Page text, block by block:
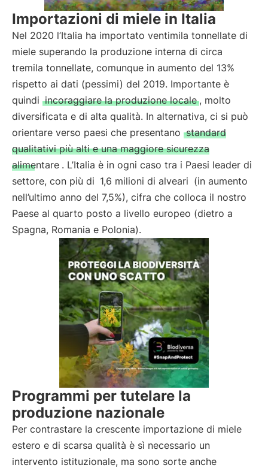
Importazioni di miele in Italia
Nel 2020 l’Italia ha importato ventimila tonnellate di
miele superando la produzione interna di circa
tremila tonnellate, comunque in aumento del 13%
rispetto ai dati (pessimi) del 2019. Importante è
quindi incoraggiare la produzione locale , molto
diversificata e di alta qualità. In alternativa, ci si può
orientare verso paesi che presentano standard
qualitativi più alti e una maggiore sicurezza
alimentare . L’Italia è in ogni caso tra i Paesi leader di
settore, con più di 1,6 milioni di alveari (in aumento
nell’ultimo anno del 7,5%), cifra che colloca il nostro
Paese al quarto posto a livello europeo (dietro a
Spagna, Romania e Polonia).
Programmi per tutelare la
produzione nazionale
Per contrastare la crescente importazione di miele
estero e di scarsa qualità è sì necessario un
intervento istituzionale, ma sono sorte anche